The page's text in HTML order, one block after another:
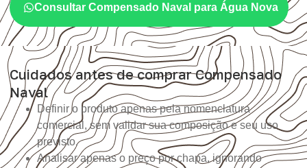
Consultar Compensado Naval para Água Nova
Cuidados antes de comprar Compensado
Naval
Definir o produto apenas pela nomenclatura
comercial, sem validar sua composição e seu uso
previsto.
Analisar apenas o preço por chapa, ignorando